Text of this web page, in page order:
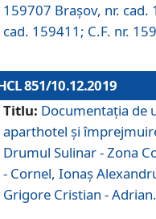
159707 Brașov, nr. cad.
cad. 159411; C.F. nr.
851/10.12.2019
Titlu: Documentaţia de
aparthotel şi
Drumul Sulinar - Zona
- Cornel, Ionaş
Grigore Cristian - Adrian.